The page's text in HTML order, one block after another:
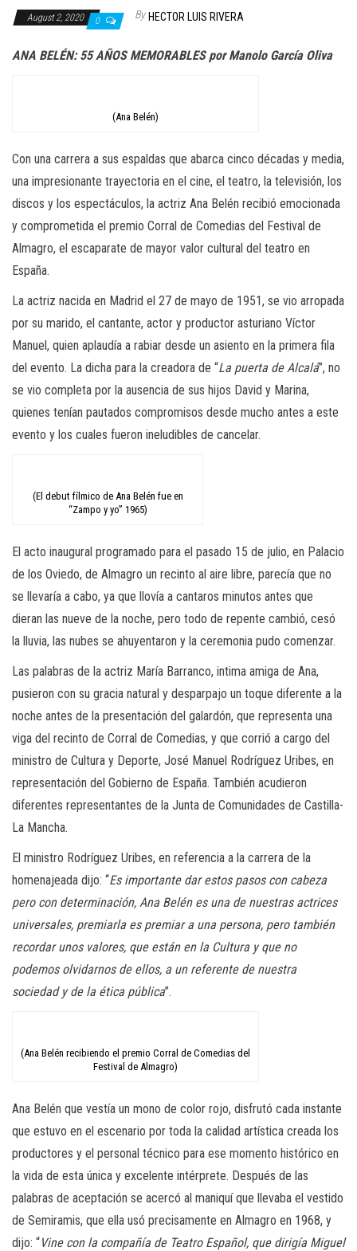
August 2, 2020 0 By HECTOR LUIS RIVERA
ANA BELÉN: 55 AÑOS MEMORABLES por Manolo García Oliva
(Ana Belén)
Con una carrera a sus espaldas que abarca cinco décadas y media,
una impresionante trayectoria en el cine, el teatro, la televisión, los
discos y los espectáculos, la actriz Ana Belén recibió emocionada
y comprometida el premio Corral de Comedias del Festival de
Almagro, el escaparate de mayor valor cultural del teatro en
España.
La actriz nacida en Madrid el 27 de mayo de 1951, se vio arropada
por su marido, el cantante, actor y productor asturiano Víctor
Manuel, quien aplaudía a rabiar desde un asiento en la primera fila
del evento. La dicha para la creadora de “La puerta de Alcalá”, no
se vio completa por la ausencia de sus hijos David y Marina,
quienes tenían pautados compromisos desde mucho antes a este
evento y los cuales fueron ineludibles de cancelar.
(El debut fílmico de Ana Belén fue en
“Zampo y yo” 1965)
El acto inaugural programado para el pasado 15 de julio, en Palacio
de los Oviedo, de Almagro un recinto al aire libre, parecía que no
se llevaría a cabo, ya que llovía a cantaros minutos antes que
dieran las nueve de la noche, pero todo de repente cambió, cesó
la lluvia, las nubes se ahuyentaron y la ceremonia pudo comenzar.
Las palabras de la actriz María Barranco, intima amiga de Ana,
pusieron con su gracia natural y desparpajo un toque diferente a la
noche antes de la presentación del galardón, que representa una
viga del recinto de Corral de Comedias, y que corrió a cargo del
ministro de Cultura y Deporte, José Manuel Rodríguez Uribes, en
representación del Gobierno de España. También acudieron
diferentes representantes de la Junta de Comunidades de Castilla-
La Mancha.
El ministro Rodríguez Uribes, en referencia a la carrera de la
homenajeada dijo: “Es importante dar estos pasos con cabeza
pero con determinación, Ana Belén es una de nuestras actrices
universales, premiarla es premiar a una persona, pero también
recordar unos valores, que están en la Cultura y que no
podemos olvidarnos de ellos, a un referente de nuestra
sociedad y de la ética pública”.
(Ana Belén recibiendo el premio Corral de Comedias del
Festival de Almagro)
Ana Belén que vestía un mono de color rojo, disfrutó cada instante
que estuvo en el escenario por toda la calidad artística creada los
productores y el personal técnico para ese momento histórico en
la vida de esta única y excelente intérprete. Después de las
palabras de aceptación se acercó al maniquí que llevaba el vestido
de Semiramis, que ella usó precisamente en Almagro en 1968, y
dijo: “Vine con la compañía de Teatro Español, que dirigía Miguel